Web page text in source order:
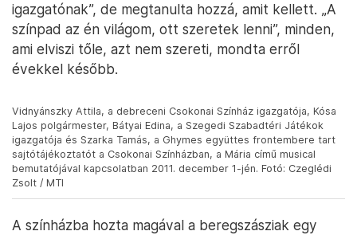
igazgatónak”, de megtanulta hozzá, amit kellett. „A
színpad az én világom, ott szeretek lenni”, minden,
ami elviszi tőle, azt nem szereti, mondta erről
évekkel később.
Vidnyánszky Attila, a debreceni Csokonai Színház igazgatója, Kósa
Lajos polgármester, Bátyai Edina, a Szegedi Szabadtéri Játékok
igazgatója és Szarka Tamás, a Ghymes együttes frontembere tart
sajtótájékoztatót a Csokonai Színházban, a Mária című musical
bemutatójával kapcsolatban 2011. december 1-jén. Fotó: Czeglédi
Zsolt / MTI
A színházba hozta magával a beregszásziak egy